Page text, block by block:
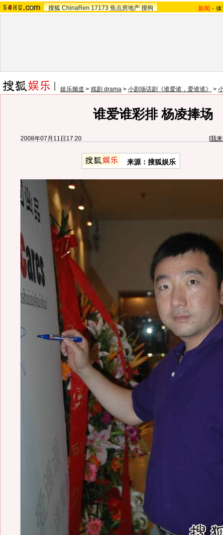
搜狐 ChinaRen 17173 焦点房地产 搜狗 新闻 -
娱乐频道 > 戏剧 drama > 小剧场话剧《谁爱谁，爱谁谁》 >
谁爱谁彩排 杨凌捧场
2008年07月11日17:20 [我
来源：搜狐娱乐